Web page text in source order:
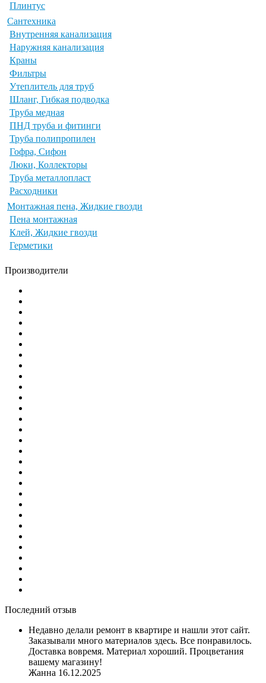
Плинтус
Сантехника
Внутренняя канализация
Наружняя канализация
Краны
Фильтры
Утеплитель для труб
Шланг, Гибкая подводка
Труба медная
ПНД труба и фитинги
Труба полипропилен
Гофра, Сифон
Люки, Коллекторы
Труба металлопласт
Расходники
Монтажная пена, Жидкие гвозди
Пена монтажная
Клей, Жидкие гвозди
Герметики
Производители
Последний отзыв
Недавно делали ремонт в квартире и нашли этот сайт.
Заказывали много материалов здесь. Все понравилось.
Доставка вовремя. Материал хороший. Процветания
вашему магазину!
Жанна 16.12.2025